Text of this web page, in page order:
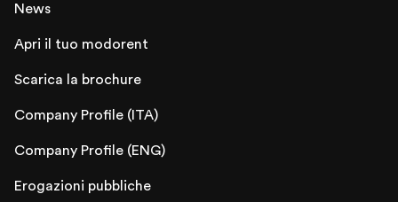
News
Apri il tuo modorent
Scarica la brochure
Company Profile (ITA)
Company Profile (ENG)
Erogazioni pubbliche